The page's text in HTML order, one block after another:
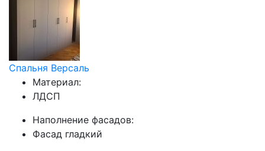
Спальня Версаль
Материал:
ЛДСП
Наполнение фасадов:
Фасад гладкий